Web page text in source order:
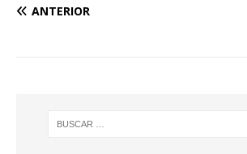
ANTERIOR